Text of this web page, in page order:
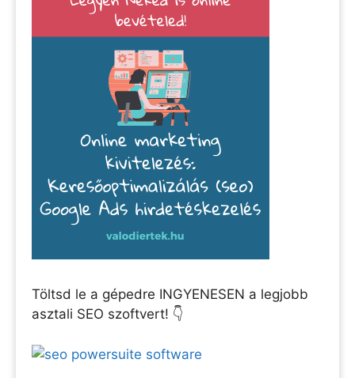
Töltsd le a gépedre INGYENESEN a legjobb
asztali SEO szoftvert! 👇